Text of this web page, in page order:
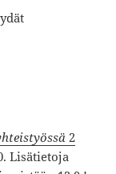
2
Lisätietoja